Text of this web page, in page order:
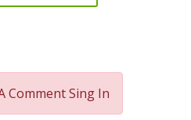
CommentSing In